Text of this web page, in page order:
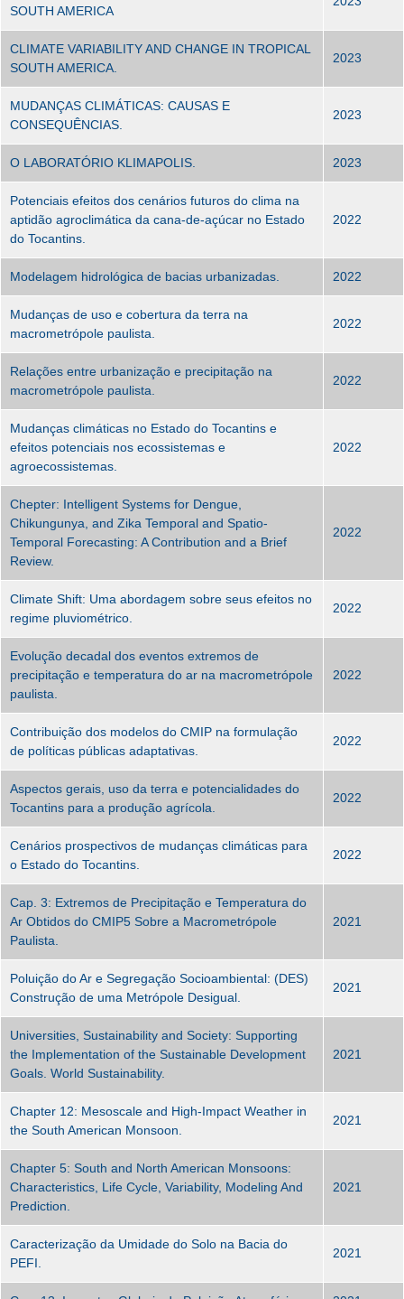
SOUTH AMERICA
CLIMATE VARIABILITY AND CHANGE IN TROPICAL
SOUTH AMERICA.
2023
MUDANÇAS CLIMÁTICAS: CAUSAS E
CONSEQUÊNCIAS.
2023
O LABORATÓRIO KLIMAPOLIS. 2023
Potenciais efeitos dos cenários futuros do clima na
aptidão agroclimática da cana-de-açúcar no Estado
do Tocantins.
2022
Modelagem hidrológica de bacias urbanizadas. 2022
Mudanças de uso e cobertura da terra na
macrometrópole paulista.
2022
Relações entre urbanização e precipitação na
macrometrópole paulista.
2022
Mudanças climáticas no Estado do Tocantins e
efeitos potenciais nos ecossistemas e
agroecossistemas.
2022
Chepter: Intelligent Systems for Dengue,
Chikungunya, and Zika Temporal and Spatio-
Temporal Forecasting: A Contribution and a Brief
Review.
2022
Climate Shift: Uma abordagem sobre seus efeitos no
regime pluviométrico.
2022
Evolução decadal dos eventos extremos de
precipitação e temperatura do ar na macrometrópole
paulista.
2022
Contribuição dos modelos do CMIP na formulação
de políticas públicas adaptativas.
2022
Aspectos gerais, uso da terra e potencialidades do
Tocantins para a produção agrícola.
2022
Cenários prospectivos de mudanças climáticas para
o Estado do Tocantins.
2022
Cap. 3: Extremos de Precipitação e Temperatura do
Ar Obtidos do CMIP5 Sobre a Macrometrópole
Paulista.
2021
Poluição do Ar e Segregação Socioambiental: (DES)
Construção de uma Metrópole Desigual.
2021
Universities, Sustainability and Society: Supporting
the Implementation of the Sustainable Development
Goals. World Sustainability.
2021
Chapter 12: Mesoscale and High-Impact Weather in
the South American Monsoon.
2021
Chapter 5: South and North American Monsoons:
Characteristics, Life Cycle, Variability, Modeling And
Prediction.
2021
Caracterização da Umidade do Solo na Bacia do
PEFI.
2021